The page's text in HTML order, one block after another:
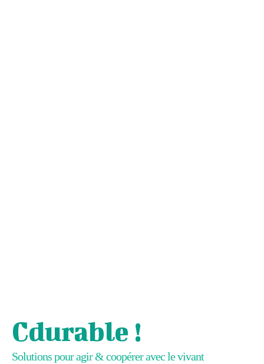
Cdurable !
Solutions pour agir & coopérer avec le vivant